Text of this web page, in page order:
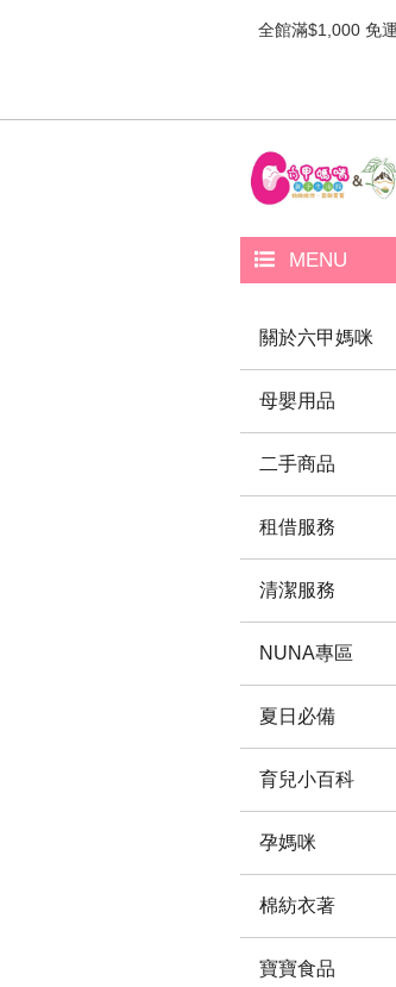
全館滿$1,000 免
MENU
關於六甲媽咪
母嬰用品
二手商品
租借服務
清潔服務
NUNA專區
夏日必備
育兒小百科
孕媽咪
棉紡衣著
寶寶食品